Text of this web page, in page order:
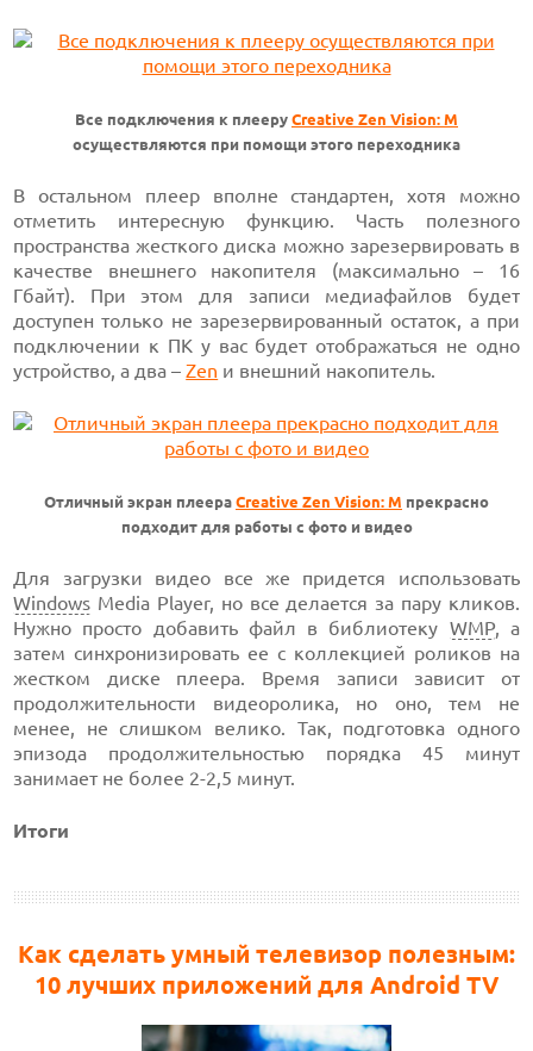
Все подключения к плееру Creative Zen Vision: M
осуществляются при помощи этого переходника
В остальном плеер вполне стандартен, хотя можно
отметить интересную функцию. Часть полезного
пространства жесткого диска можно зарезервировать в
качестве внешнего накопителя (максимально – 16
Гбайт). При этом для записи медиафайлов будет
доступен только не зарезервированный остаток, а при
подключении к ПК у вас будет отображаться не одно
устройство, а два –Zen и внешний накопитель.
Отличный экран плеера Creative Zen Vision: M прекрасно
подходит для работы с фото и видео
Для загрузки видео все же придется использовать
Windows Media Player, но все делается за пару кликов.
Нужно просто добавить файл в библиотеку WMP, а
затем синхронизировать ее с коллекцией роликов на
жестком диске плеера. Время записи зависит от
продолжительности видеоролика, но оно, тем не
менее, не слишком велико. Так, подготовка одного
эпизода продолжительностью порядка 45 минут
занимает не более 2-2,5 минут.
Итоги
Как сделать умный телевизор полезным:
10 лучших приложений для Android TV